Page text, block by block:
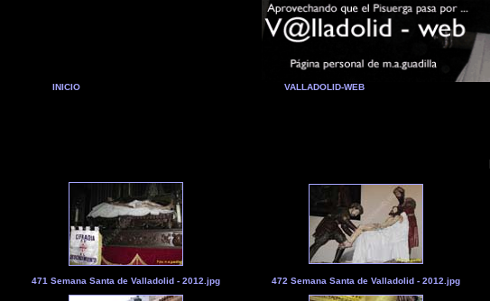
INICIO VALLADOLID-WEB
471 Semana Santa de Valladolid - 2012.jpg 472 Semana Santa de Valladolid - 2012.jpg